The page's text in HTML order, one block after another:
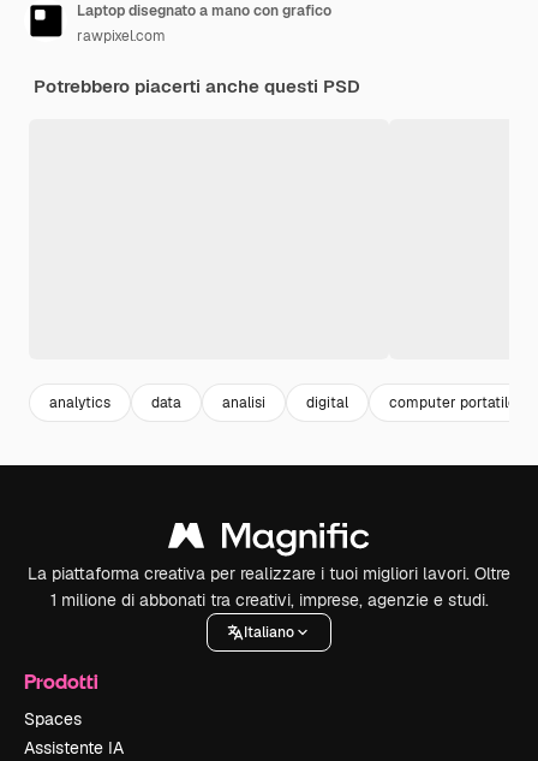
Laptop disegnato a mano con grafico
rawpixel.com
Potrebbero piacerti anche questi PSD
analytics data analisi digital computer portatile
La piattaforma creativa per realizzare i tuoi migliori lavori. Oltre
1 milione di abbonati tra creativi, imprese, agenzie e studi.
Italiano
Prodotti
Spaces
Assistente IA